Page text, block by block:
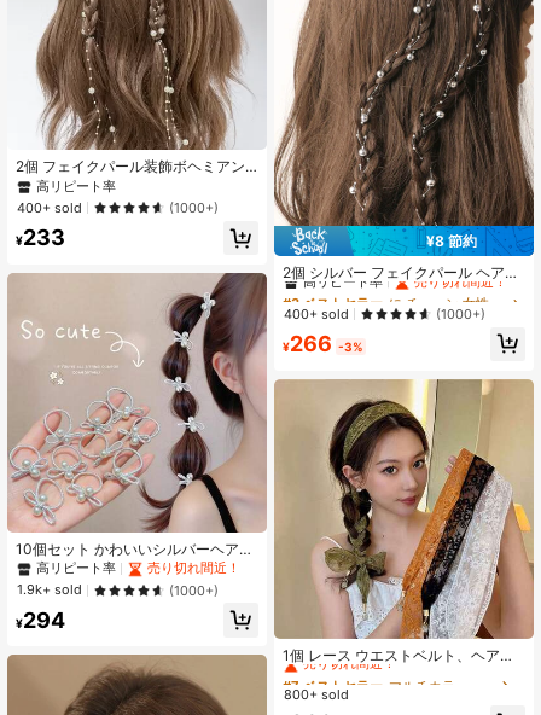
2個 フェイクパール装飾ボヘミアン
ヘアバンド ホリデーや日常のお出か
け、パーティー用ゴールドヘッドピ
ース カーニバルヘッドジュエリー ヘ
アチェーン ヘッドピース ジュエリー
ヘアバイン チェーン、スクールアイ
ディースジュエリー、ウェディン
高リピート率
400+ sold
(1000+)
¥233
10個セット かわいいシルバーヘアゴ
ム カラフルなリボン付き、弾性ヘア
ゴム ダメージなし 女の子用、ビュー
ティー、ホーム、ヘアアクセサリー
高リピート率
売り切れ間近！
1.9k+ sold
(1000+)
¥294
¥8 節約
2個 シルバー フェイクパール ヘアク
リップチェーン ボヘミアン クロウク
リップ ヘアクロウ ヘアバレット、学
校用品、パールヘアアクセサリー、
ヘッドアクセサリー、ヘアピン、
夏、休暇、旅行、フェスティバル、
#3 ベストセラー
に チェーン 女性のヘアアクセサリー
高リピート率
売り切れ間近！
#3 ベストセラー
に チェーン 女性のヘアアクセサリー
高リピート率
売り切れ間近！
#3 ベストセラー
に チェーン 女性のヘアアクセサリー
高リピート率
売り切れ間近！
#3 ベストセラー
に チェーン 女性のヘアアクセサリー
高リピート率
売り切れ間近！
400+ sold (1000+)
¥266 -3%
1個 レース ウエストベルト、ヘアバ
ンド、リボンデコレーションスカー
フ、細長いペンダントネックレスス
#7 ベストセラー
マルチカラー ヘアバンド
売り切れ間近！
#7 ベストセラー
売り切れ間近！
#7 ベストセラー
売り切れ間近！
800+ sold